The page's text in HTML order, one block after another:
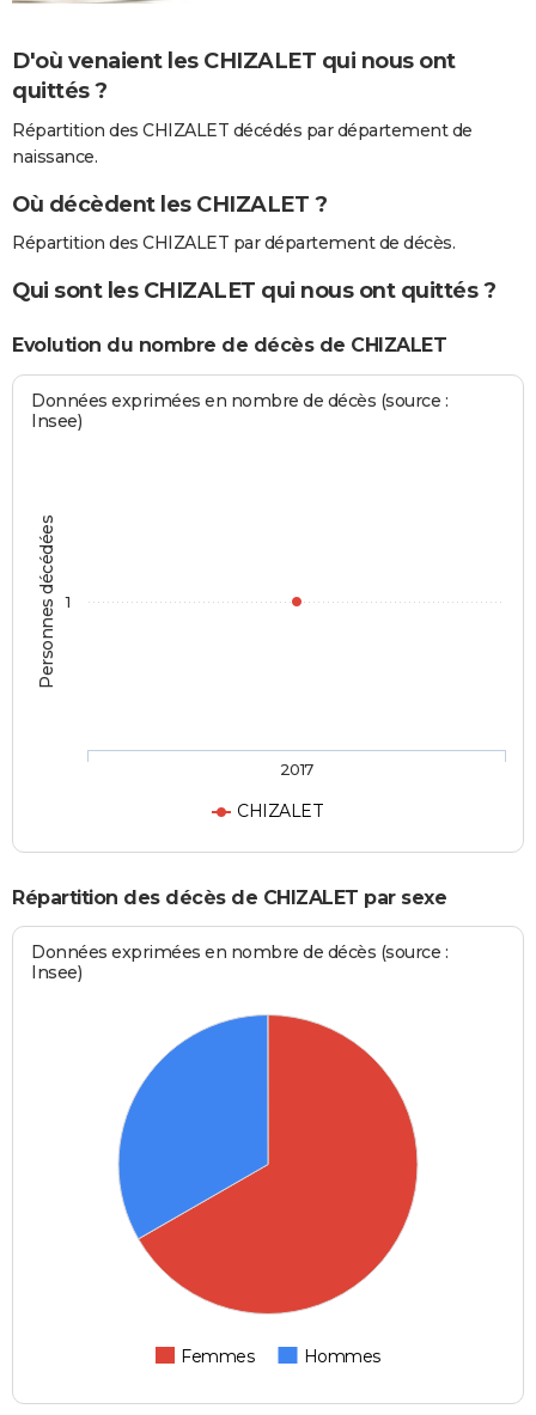
D'où venaient les CHIZALET qui nous ont
quittés ?
Répartition des CHIZALET décédés par département de
naissance.
Où décèdent les CHIZALET ?
Répartition des CHIZALET par département de décès.
Qui sont les CHIZALET qui nous ont quittés ?
Evolution du nombre de décès de CHIZALET
Personnes décédées
Données exprimées en nombre de décès (source :
Insee)
CHIZALET
2017
1
Répartition des décès de CHIZALET par sexe
Données exprimées en nombre de décès (source :
Insee)
Femmes Hommes